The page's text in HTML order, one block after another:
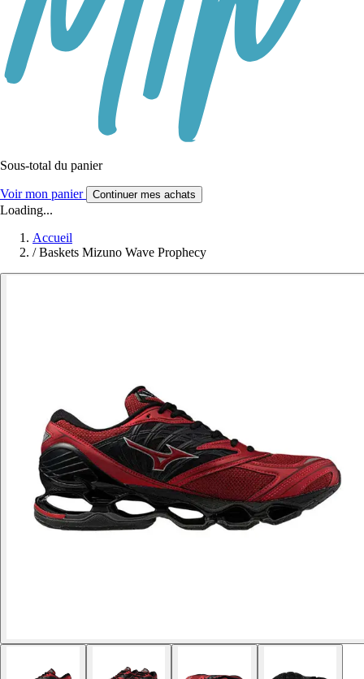
Sous-total du panier
Voir mon panier Continuer mes achats
Loading...
Accueil
/ Baskets Mizuno Wave Prophecy